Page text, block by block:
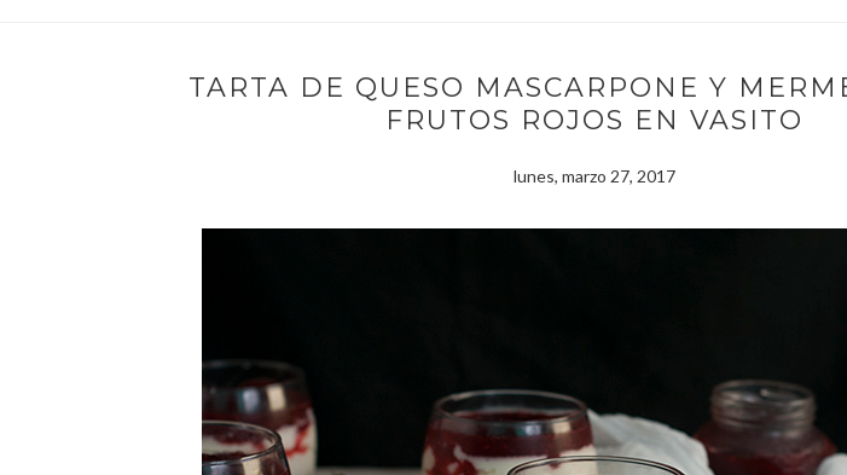
TARTA DE QUESO MASCARPONE Y
FRUTOS ROJOS EN VASITO
lunes, marzo 27, 2017